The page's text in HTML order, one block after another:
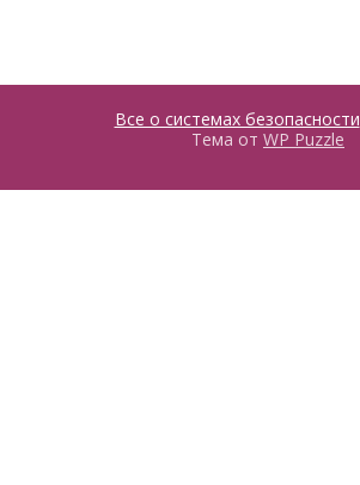
Все о системах безопасности
Тема от WP Puzzle